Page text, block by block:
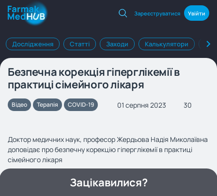
Зареєструватися Увійти
Дослідження Статті Заходи Калькулятори
Безпечна корекція гіперглікемії в
практиці сімейного лікаря
Відео Терапія COVID-19 01 серпня 2023 30
Доктор медичних наук, професор Жердьова Надія Миколаївна
доповідає про безпечну корекцію гіперглікемії в практиці
сімейного лікаря
Зацікавилися?